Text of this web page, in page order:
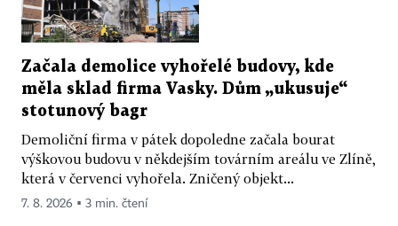
Začala demolice vyhořelé budovy, kde
měla sklad firma Vasky. Dům „ukusuje“
stotunový bagr
Demoliční firma v pátek dopoledne začala bourat
výškovou budovu v někdejším továrním areálu ve Zlíně,
která v červenci vyhořela. Zničený objekt...
7. 8. 2026 ▪ 3 min. čtení